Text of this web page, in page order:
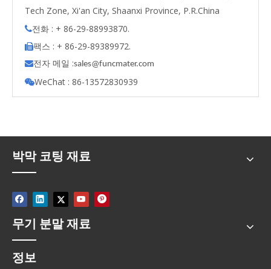
Tech Zone, Xi'an City, Shaanxi Province, P.R.China
전화 : + 86-29-88993870.
팩스 : + 86-29-89389972.
전자 메일 :sales@funcmater.com
WeChat : 86-13572830939
박막 코팅 재료
무기 분말 재료
정보